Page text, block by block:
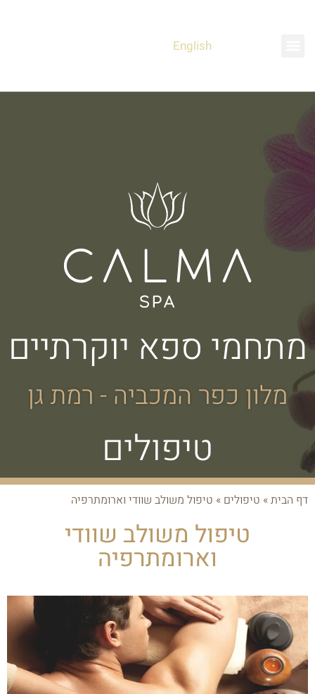
English
מתחמי ספא יוקרתיים
מלון כפר המכביה - רמת גן
טיפולים
דף הבית» טיפולים » טיפול משולב שוודי וארומתרפיה
טיפול משולב שוודי
וארומתרפיה